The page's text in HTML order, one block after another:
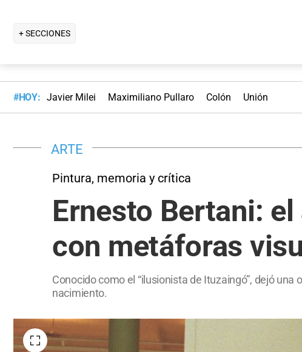
+ SECCIONES
#HOY: Javier Milei Maximiliano Pullaro Colón Unión
ARTE
Pintura, memoria y crítica
Ernesto Bertani:
con metáforas
Conocido como el “ilusionista de Ituzaingó”, dejó
nacimiento.